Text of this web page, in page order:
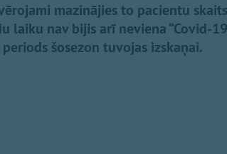
mazinājies to pacientu
laiku nav bijis arī neviena “Covid-
šosezon tuvojas izskaņai.